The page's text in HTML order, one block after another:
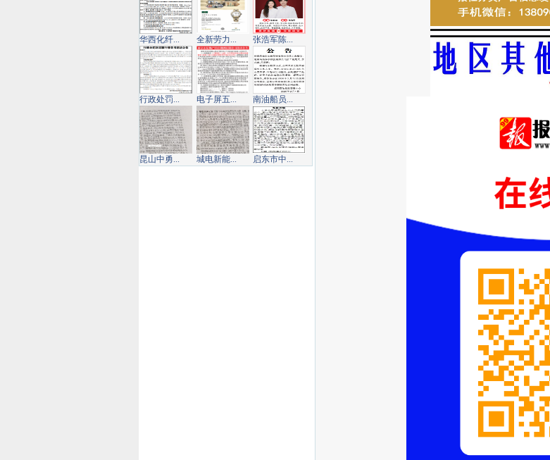
华西化纤... 全新劳力... 张浩军陈...
行政处罚... 电子屏五... 南油船员...
昆山中勇... 城电新能... 启东市中...